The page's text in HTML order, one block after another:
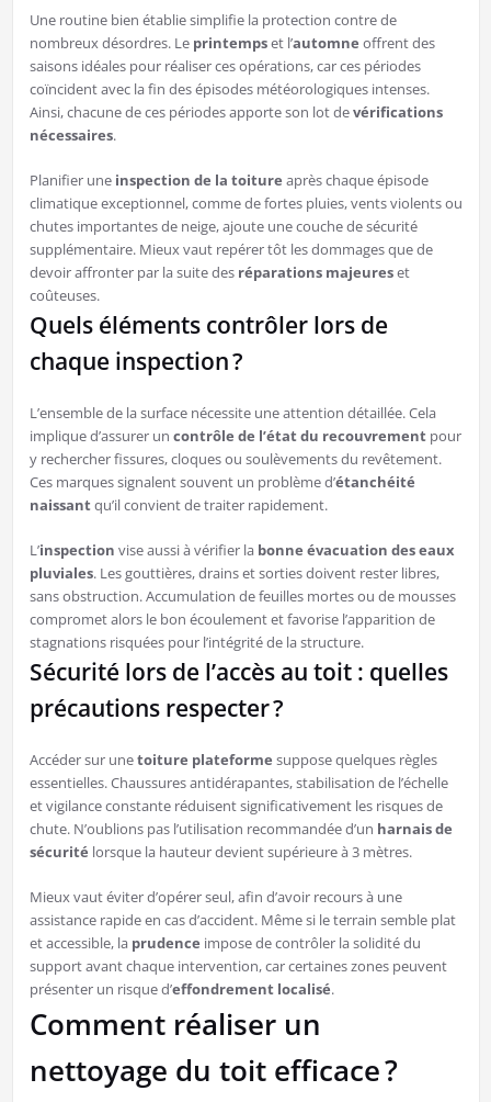
Une routine bien établie simplifie la protection contre de
nombreux désordres. Le printempset l’automne offrent des
saisons idéales pour réaliser ces opérations, car ces périodes
coïncident avec la fin des épisodes météorologiques intenses.
Ainsi, chacune de ces périodes apporte son lot devérifications
nécessaires.
Planifier une inspection de la toiture après chaque épisode
climatique exceptionnel, comme de fortes pluies, vents violents ou
chutes importantes de neige, ajoute une couche de sécurité
supplémentaire. Mieux vaut repérer tôt les dommages que de
devoir affronter par la suite des réparations majeureset
coûteuses.
Quels éléments contrôler lors de
chaque inspection ?
L’ensemble de la surface nécessite une attention détaillée. Cela
implique d’assurer un contrôle de l’état du recouvrementpour
y rechercher fissures, cloques ou soulèvements du revêtement.
Ces marques signalent souvent un problème d’étanchéité
naissantqu’il convient de traiter rapidement.
L’inspection vise aussi à vérifier la bonne évacuation des eaux
pluviales. Les gouttières, drains et sorties doivent rester libres,
sans obstruction. Accumulation de feuilles mortes ou de mousses
compromet alors le bon écoulement et favorise l’apparition de
stagnations risquées pour l’intégrité de la structure.
Sécurité lors de l’accès au toit : quelles
précautions respecter ?
Accéder sur unetoiture plateforme suppose quelques règles
essentielles. Chaussures antidérapantes, stabilisation de l’échelle
et vigilance constante réduisent significativement les risques de
chute. N’oublions pas l’utilisation recommandée d’un harnais de
sécurité lorsque la hauteur devient supérieure à 3 mètres.
Mieux vaut éviter d’opérer seul, afin d’avoir recours à une
assistance rapide en cas d’accident. Même si le terrain semble plat
et accessible, la prudence impose de contrôler la solidité du
support avant chaque intervention, car certaines zones peuvent
présenter un risque d’effondrement localisé.
Comment réaliser un
nettoyage du toit efficace ?